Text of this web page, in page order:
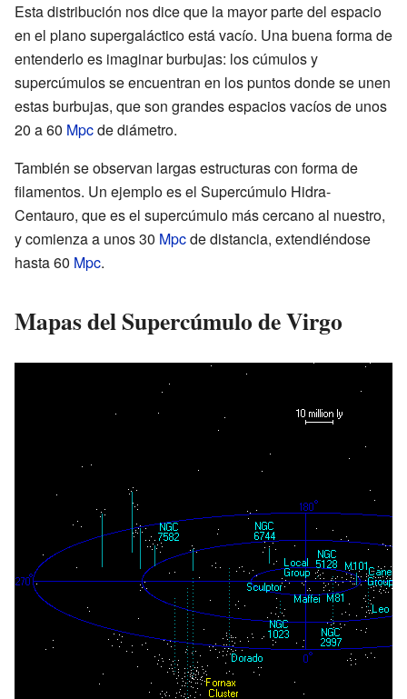
Esta distribución nos dice que la mayor parte del espacio
en el plano supergaláctico está vacío. Una buena forma de
entenderlo es imaginar burbujas: los cúmulos y
supercúmulos se encuentran en los puntos donde se unen
estas burbujas, que son grandes espacios vacíos de unos
20 a 60 Mpcde diámetro.
También se observan largas estructuras con forma de
filamentos. Un ejemplo es el Supercúmulo Hidra-
Centauro, que es el supercúmulo más cercano al nuestro,
y comienza a unos 30 Mpcde distancia, extendiéndose
hasta 60 Mpc.
Mapas del Supercúmulo de Virgo